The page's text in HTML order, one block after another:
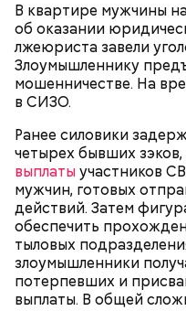
В квартире мужчины
об оказании
лжеюриста завели
Злоумышленнику
мошенничестве. На
в СИЗО.
Ранее силовики
четырех бывших
выплатыучастников
мужчин, готовых
действий. Затем
обеспечить
тыловых
злоумышленники
потерпевших и
выплаты. В общей
— Гасанов, являясь
предпринимателем,
Родственники
их Гасанову. А чтобы
вызвать подозрений у
распределял их между
либопокупал на них
Следующим
Миссюры Константин.
когда молодые люди
подозреваемый
этиленгликолем.
Миссюра на допросе.